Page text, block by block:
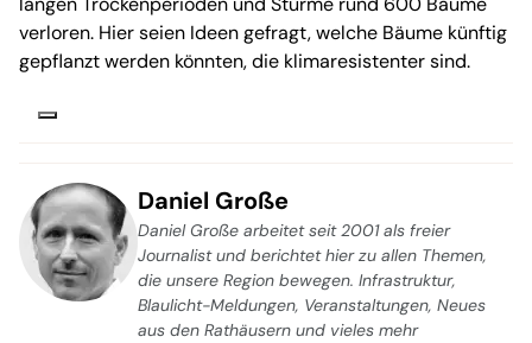
verloren. Hier seien Ideen gefragt, welche Bäume künftig
gepflanzt werden könnten, die klimaresistenter sind.
Daniel Große
Daniel Große arbeitet seit 2001 als freier
Journalist und berichtet hier zu allen Themen,
die unsere Region bewegen. Infrastruktur,
Blaulicht-Meldungen, Veranstaltungen, Neues
aus den Rathäusern und vieles mehr